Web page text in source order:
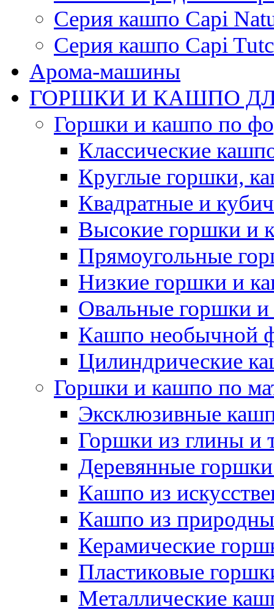
Серия кашпо Capi
Серия кашпо Capi
Арома-машины
ГОРШКИ И КАШПО
Горшки и кашпо по
Классические
Круглые горшки,
Квадратные и
Высокие горшки и
Прямоугольные
Низкие горшки и
Овальные горшки
Кашпо необычной
Цилиндрические
Горшки и кашпо по
Эксклюзивные
Горшки из глины и
Деревянные
Кашпо из
Кашпо из
Керамические
Пластиковые
Металлические